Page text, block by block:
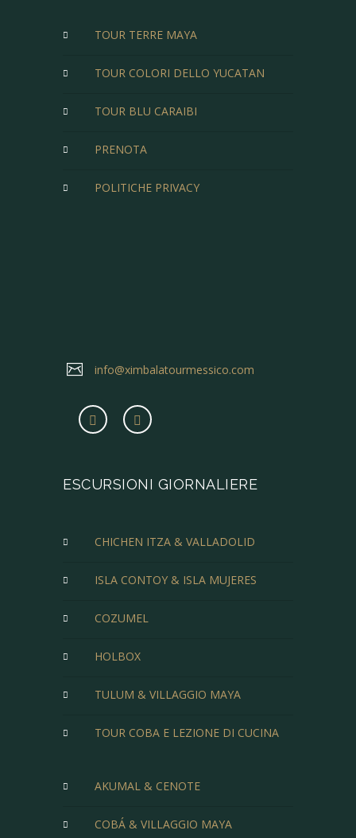
TOUR TERRE MAYA
TOUR COLORI DELLO YUCATAN
TOUR BLU CARAIBI
PRENOTA
POLITICHE PRIVACY
info@ximbalatourmessico.com
ESCURSIONI GIORNALIERE
CHICHEN ITZA & VALLADOLID
ISLA CONTOY & ISLA MUJERES
COZUMEL
HOLBOX
TULUM & VILLAGGIO MAYA
TOUR COBA E LEZIONE DI CUCINA
AKUMAL & CENOTE
COBÁ & VILLAGGIO MAYA